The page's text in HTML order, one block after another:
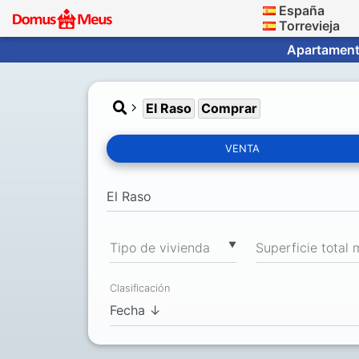
España
Torrevieja
El Raso Comprar
VENTA
▼
Tipo de vivienda
Clasificación